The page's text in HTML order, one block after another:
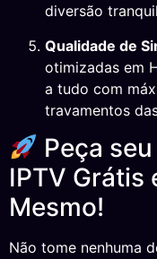
diversão
Qualidade de
otimizadas em
a tudo com
travamentos
Peça
IPTV Grátis
Mesmo!
Não tome nenhuma